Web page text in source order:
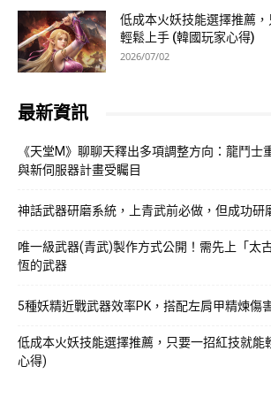
低成本火妖技能選擇推薦
輕鬆上手 (韓國玩家心得)
2026/07/02
最新資訊
《天堂M》聊聊天釋出多項調整方向：龍鬥士
與新伺服器計畫受矚目
神話武器研磨系統，上青武前必做，但成功研
唯一級武器(青武)製作方式公開！需先上「太
恆的武器
5種妖精近戰武器效率PK，搭配左肩甲精煉傷
低成本火妖技能選擇推薦，只要一招紅技就能
心得)